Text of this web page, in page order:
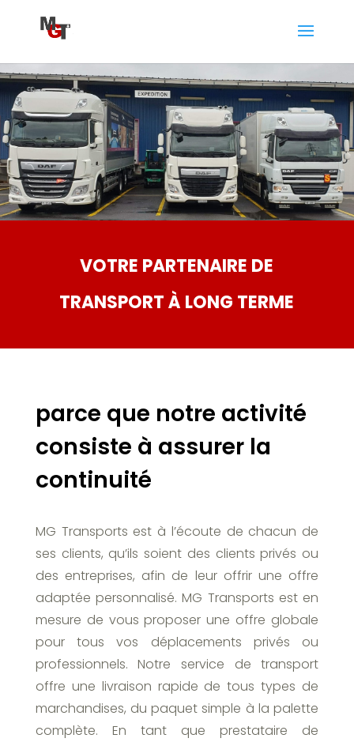
VOTRE PARTENAIRE DE
TRANSPORT À LONG TERME
parce que notre activité
consiste à assurer la
continuité
MG Transports est à l’écoute de chacun de
ses clients, qu’ils soient des clients privés ou
des entreprises, afin de leur offrir une offre
adaptée personnalisé. MG Transports est en
mesure de vous proposer une offre globale
pour tous vos déplacements privés ou
professionnels. Notre service de transport
offre une livraison rapide de tous types de
marchandises, du paquet simple à la palette
complète. En tant que prestataire de